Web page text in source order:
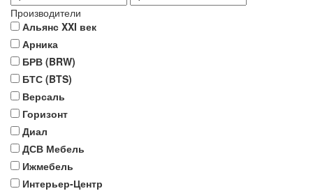
Производители
Альянс XXI век
Арника
БРВ (BRW)
БТС (BTS)
Версаль
Горизонт
Диал
ДСВ Мебель
Ижмебель
Интерьер-Центр